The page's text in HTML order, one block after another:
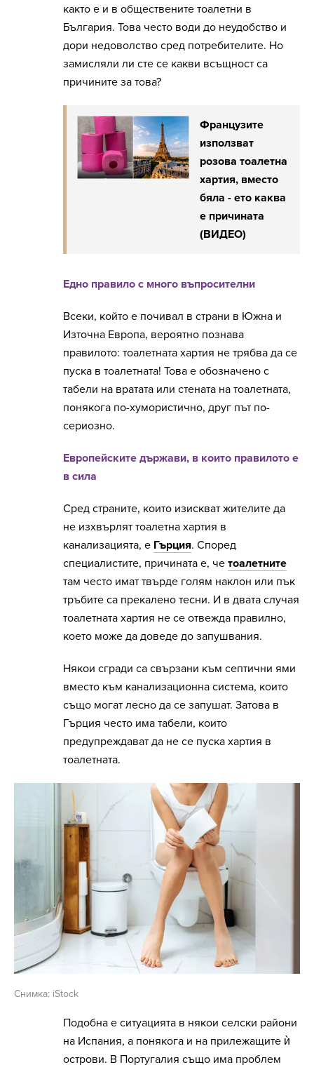
както е и в обществените тоалетни в
България. Това често води до неудобство и
дори недоволство сред потребителите. Но
замисляли ли сте се какви всъщност са
причините за това?
Французите
използват
розова тоалетна
хартия, вместо
бяла - ето каква
е причината
(ВИДЕО)
Едно правило с много въпросителни
Всеки, който е почивал в страни в Южна и
Източна Европа, вероятно познава
правилото: тоалетната хартия не трябва да се
пуска в тоалетната! Това е обозначено с
табели на вратата или стената на тоалетната,
понякога по-хумористично, друг път по-
сериозно.
Европейските държави, в които правилото е
в сила
Сред страните, които изискват жителите да
не изхвърлят тоалетна хартия в
канализацията, е Гърция. Според
специалистите, причината е, че тоалетните
там често имат твърде голям наклон или пък
тръбите са прекалено тесни. И в двата случая
тоалетната хартия не се отвежда правилно,
което може да доведе до запушвания.
Някои сгради са свързани към септични ями
вместо към канализационна система, които
също могат лесно да се запушат. Затова в
Гърция често има табели, които
предупреждават да не се пуска хартия в
тоалетната.
Снимка: iStock
Подобна е ситуацията в някои селски райони
на Испания, а понякога и на прилежащите ѝ
острови. В Португалия също има проблем